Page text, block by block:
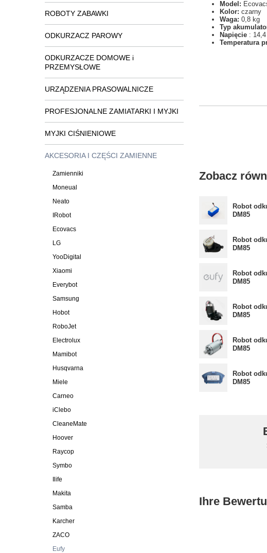
ROBOTY ZABAWKI
ODKURZACZ PAROWY
ODKURZACZE DOMOWE i
PRZEMYSŁOWE
URZĄDZENIA PRASOWALNICZE
PROFESJONALNE ZAMIATARKI I MYJKI
MYJKI CIŚNIENIOWE
AKCESORIA I CZĘŚCI ZAMIENNE
Zamienniki
Moneual
Neato
IRobot
Ecovacs
LG
YooDigital
Xiaomi
Everybot
Samsung
Hobot
RoboJet
Electrolux
Mamibot
Husqvarna
Miele
Carneo
iClebo
CleaneMate
Hoover
Raycop
Symbo
Ilife
Makita
Samba
Karcher
ZACO
Eufy
Model:
Kolor: czarny
Waga: 0,8 kg
Typ
Napięcie :
Temperatura
Zobacz
Robot
DM85
Robot
DM85
Robot
DM85
Robot
DM85
Robot
DM85
Robot
DM85
Ihre